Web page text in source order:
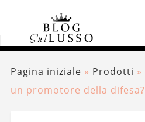
Pagina iniziale » Prodotti »
un promotore della difesa?